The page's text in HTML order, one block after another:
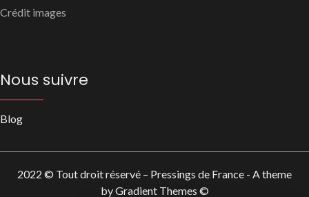
Crédit images
Nous suivre
Blog
2022 © Tout droit réservé – Pressings de France - A theme
by Gradient Themes ©